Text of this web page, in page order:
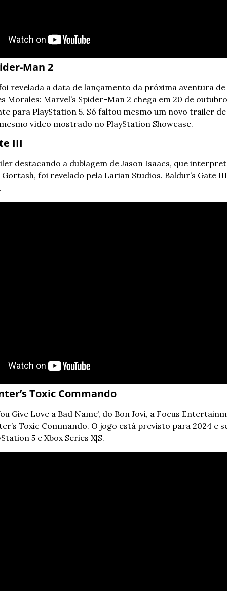
Man 2
revelada a data de lançamento da próxima aventura
Morales: Marvel’s Spider-Man 2 chega em 20 de
para PlayStation 5. Só faltou mesmo um novo trailer
vídeo mostrado no PlayStation Showcase.
III
destacando a dublagem de Jason Isaacs, que
foi revelado pela Larian Studios. Baldur’s Gate
Toxic Commando
Give Love a Bad Name’, do Bon Jovi, a Focus
Toxic Commando. O jogo está previsto para 2024 e
5 e Xbox Series X|S.